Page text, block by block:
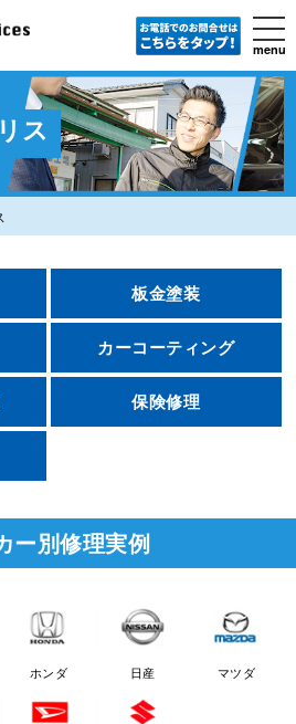
menu
ス
板金塗装
カーコーティング
保険修理
ー別修理実例
ホンダ 日産 マツダ